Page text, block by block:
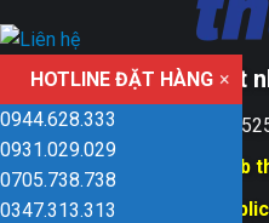
Công ty TNHH xuất
Giấy ĐKKD số
Bản quyền trang web
Responsible for
HOTLINE ĐẶT HÀNG ×
0944.628.333
0931.029.029
0705.738.738
0347.313.313